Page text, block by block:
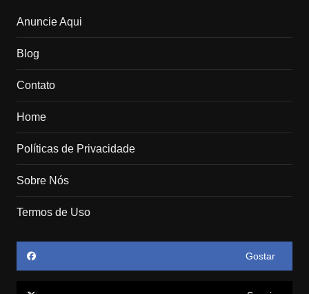
Anuncie Aqui
Blog
Contato
Home
Políticas de Privacidade
Sobre Nós
Termos de Uso
Gostar